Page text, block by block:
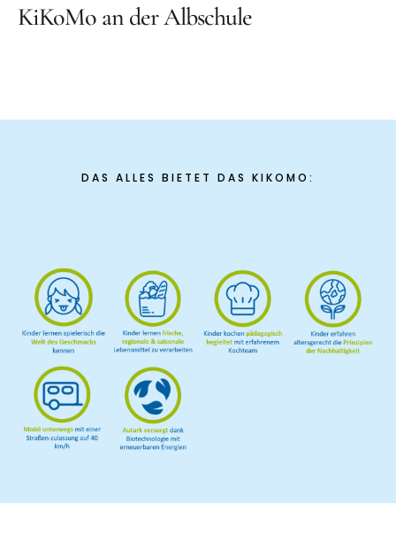
KiKoMo an der Albschule
DAS ALLES BIETET DAS KIKOMO: